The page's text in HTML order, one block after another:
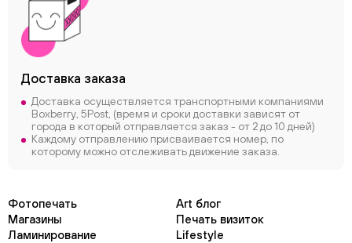
Доставка заказа
Доставка осуществляется транспортными компаниями
Boxberry, 5Post, (время и сроки доставки зависят от
города в который отправляется заказ - от 2 до 10 дней)
Каждому отправлению присваивается номер, по
которому можно отслеживать движение заказа.
Фотопечать
Art блог
Магазины
Печать визиток
Ламинирование
Lifestyle